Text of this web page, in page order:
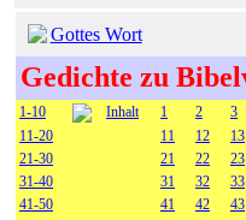
Gottes Wort
Gedichte zu
1-10 Inhalt 1 2 3
11-20
11 12 13
21-30
21 22 23
31-40
31 32 33
41-50
41 42 43